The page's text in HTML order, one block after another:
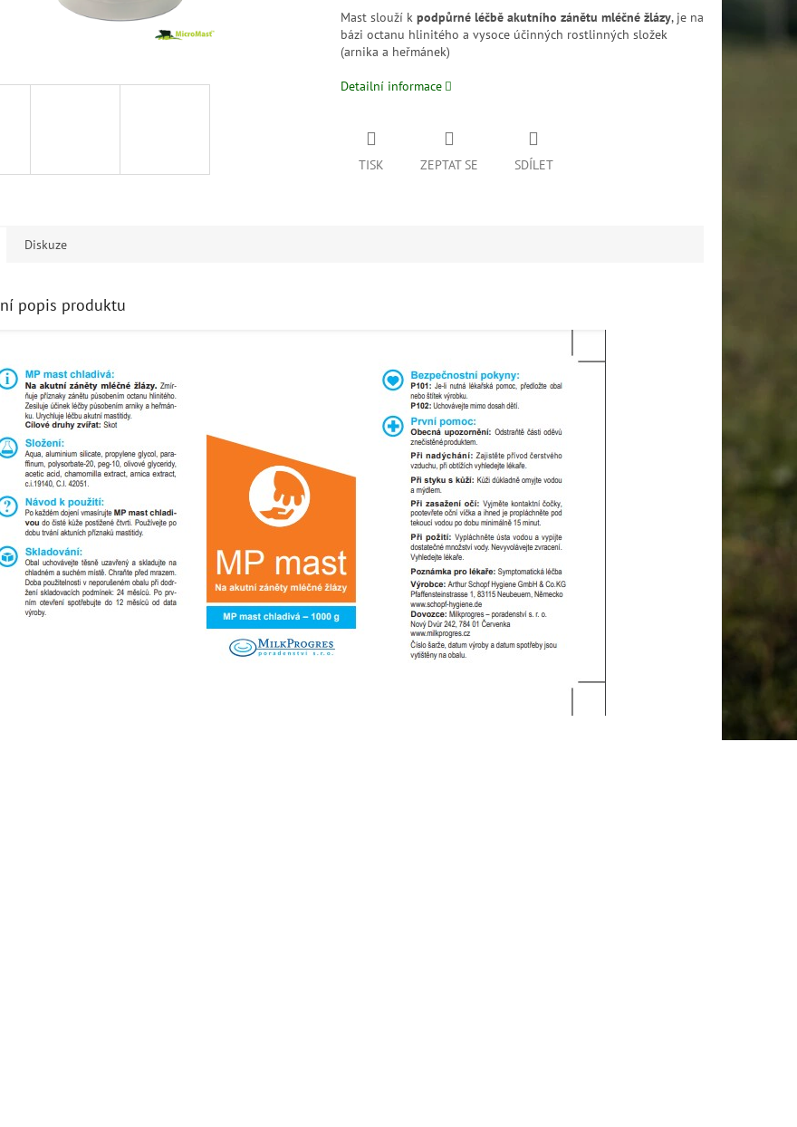
Mast slouží k podpůrné léčbě akutního zánětu mléčné žlázy, je na
bázi octanu hlinitého a vysoce účinných rostlinných složek
(arnika a heřmánek)
Detailní informace
TISK ZEPTAT SE SDÍLET
Diskuze
popis produktu